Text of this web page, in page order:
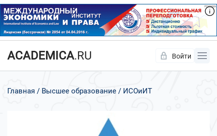
ACADEMICA.RU Войти
Главная Высшее образование ИСОиИТ
Да Нет